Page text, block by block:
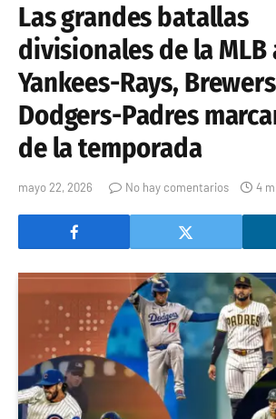
Las grandes batallas
divisionales de la MLB
Yankees-Rays,
Dodgers-Padres
de la temporada
mayo 22, 2026 No hay comentarios 4